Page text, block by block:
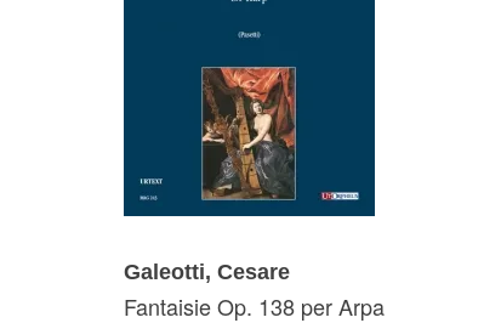
Galeotti, Cesare
Fantaisie Op. 138 per Arpa